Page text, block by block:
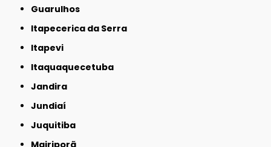
Guarulhos
Itapecerica da Serra
Itapevi
Itaquaquecetuba
Jandira
Jundiaí
Juquitiba
Mairiporã